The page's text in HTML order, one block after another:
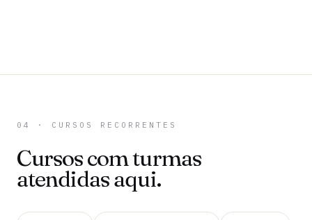
04 · CURSOS RECORRENTES
Cursos com turmas
atendidas aqui.